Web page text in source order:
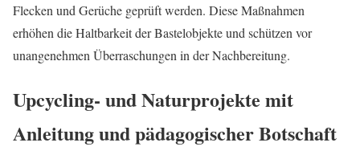
Flecken und Gerüche geprüft werden. Diese Maßnahmen
erhöhen die Haltbarkeit der Bastelobjekte und schützen vor
unangenehmen Überraschungen in der Nachbereitung.
Upcycling‑ und Naturprojekte mit
Anleitung und pädagogischer Botschaft